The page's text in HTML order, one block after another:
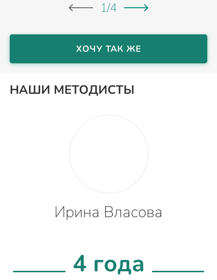
1/4
ХОЧУ ТАК ЖЕ
НАШИ МЕТОДИСТЫ
Ирина Власова
4 года